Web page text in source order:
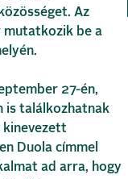
Az
mutatkozik be a
27-én,
is találkozhatnak
kinevezett
Duola címmel
ad arra, hogy